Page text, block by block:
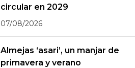
circular en 2029
07/08/2026
Almejas ‘asari’, un manjar de
primavera y verano